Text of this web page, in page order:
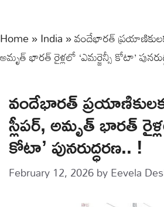
Home»India»వందేభారత్
అమృత్ భారత్ రైళ్లలో ‘ఎమర్జెన్సీ కోటా’
వందేభారత్
స్లీపర్, అమృత్ భారత్
కోటా’ పునరుద్ధరణ.. !
February 12, 2026byEevela